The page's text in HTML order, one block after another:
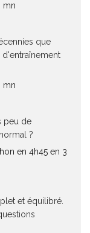
mn
que
mn
peu de
?
en 4h45 en 3
et équilibré.